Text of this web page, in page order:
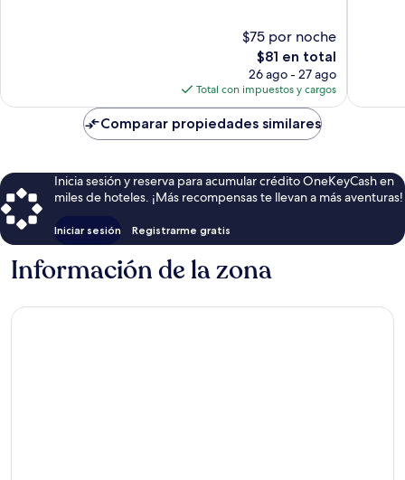
$75 por noche
El
precio
actual
es
de
$81
$81 en total
26 ago - 27 ago
Total con impuestos y cargos
Comparar propiedades similares
Inicia sesión y reserva para acumular crédito OneKeyCash en
miles de hoteles. ¡Más recompensas te llevan a más aventuras!
Iniciar sesión Registrarme gratis
Información de la zona